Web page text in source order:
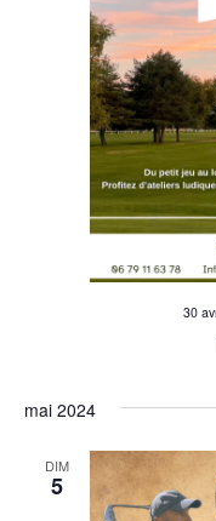
30
mai 2024
DIM
5